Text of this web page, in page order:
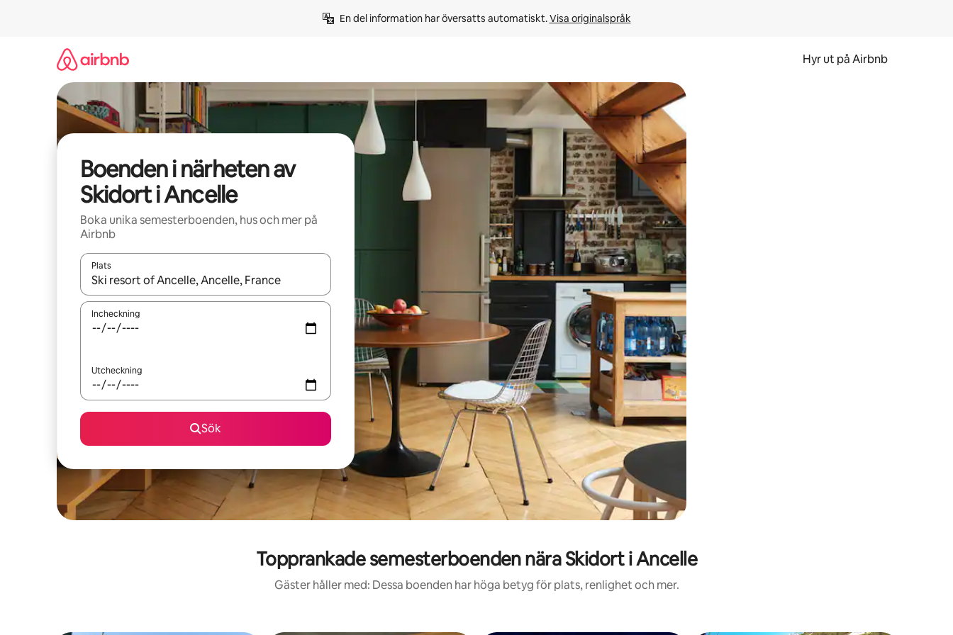
En del information har översatts automatiskt. Visa originalspråk
Hyr ut på Airbnb
Boenden i närheten av
Skidort i Ancelle
Boka unika semesterboenden, hus och mer på
Airbnb
Plats
När resultaten är tillgängliga kan du navigera med upp- och nedåtpilarna eller utforska genom att trycka eller svepa.
Incheckning
Utcheckning
Sök
Topprankade semesterboenden nära Skidort i Ancelle
Gäster håller med: Dessa boenden har höga betyg för plats, renlighet och mer.